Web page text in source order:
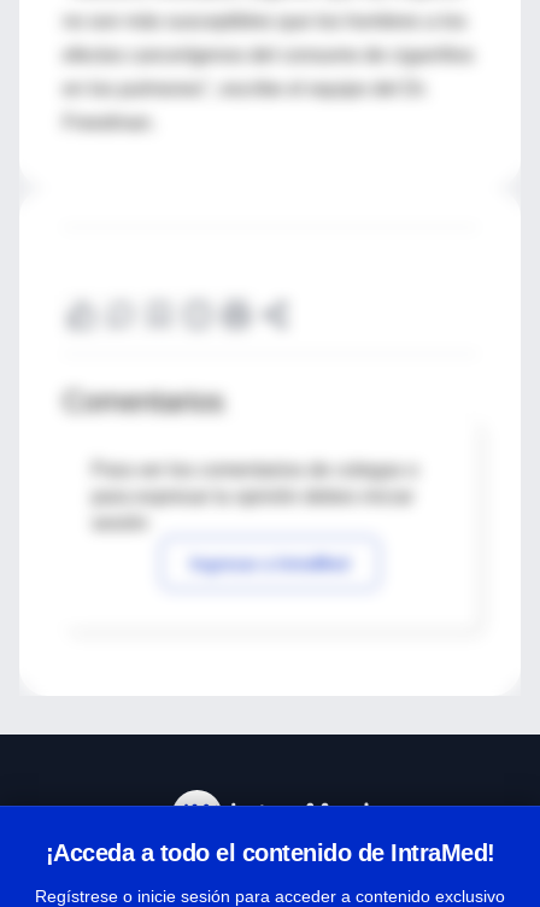
efectos cancerígenos del consumo de cigarrillos
en los pulmones", escribe el equipo del Dr.
Comentarios
Para ver los comentarios de colegas o
Ingresar a IntraMed
¡Acceda a todo el contenido de IntraMed!
Regístrese o inicie sesión para acceder a contenido exclusivo